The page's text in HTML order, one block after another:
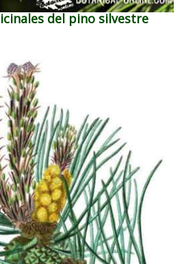
del pino silvestre